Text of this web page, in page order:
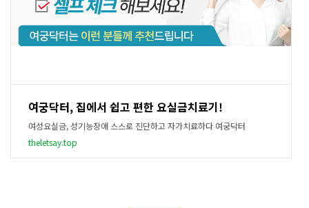
여궁닥터, 집에서 쉽고 편한 요실금치료기!
여성요실금, 성기능장애 스스로 진단하고 자가치료하다 여궁닥터
theletsay.top